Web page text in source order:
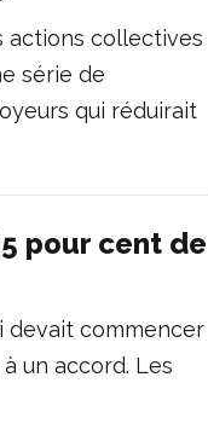
actions collectives
série de
qui réduirait
pour cent de
devait commencer
un accord. Les